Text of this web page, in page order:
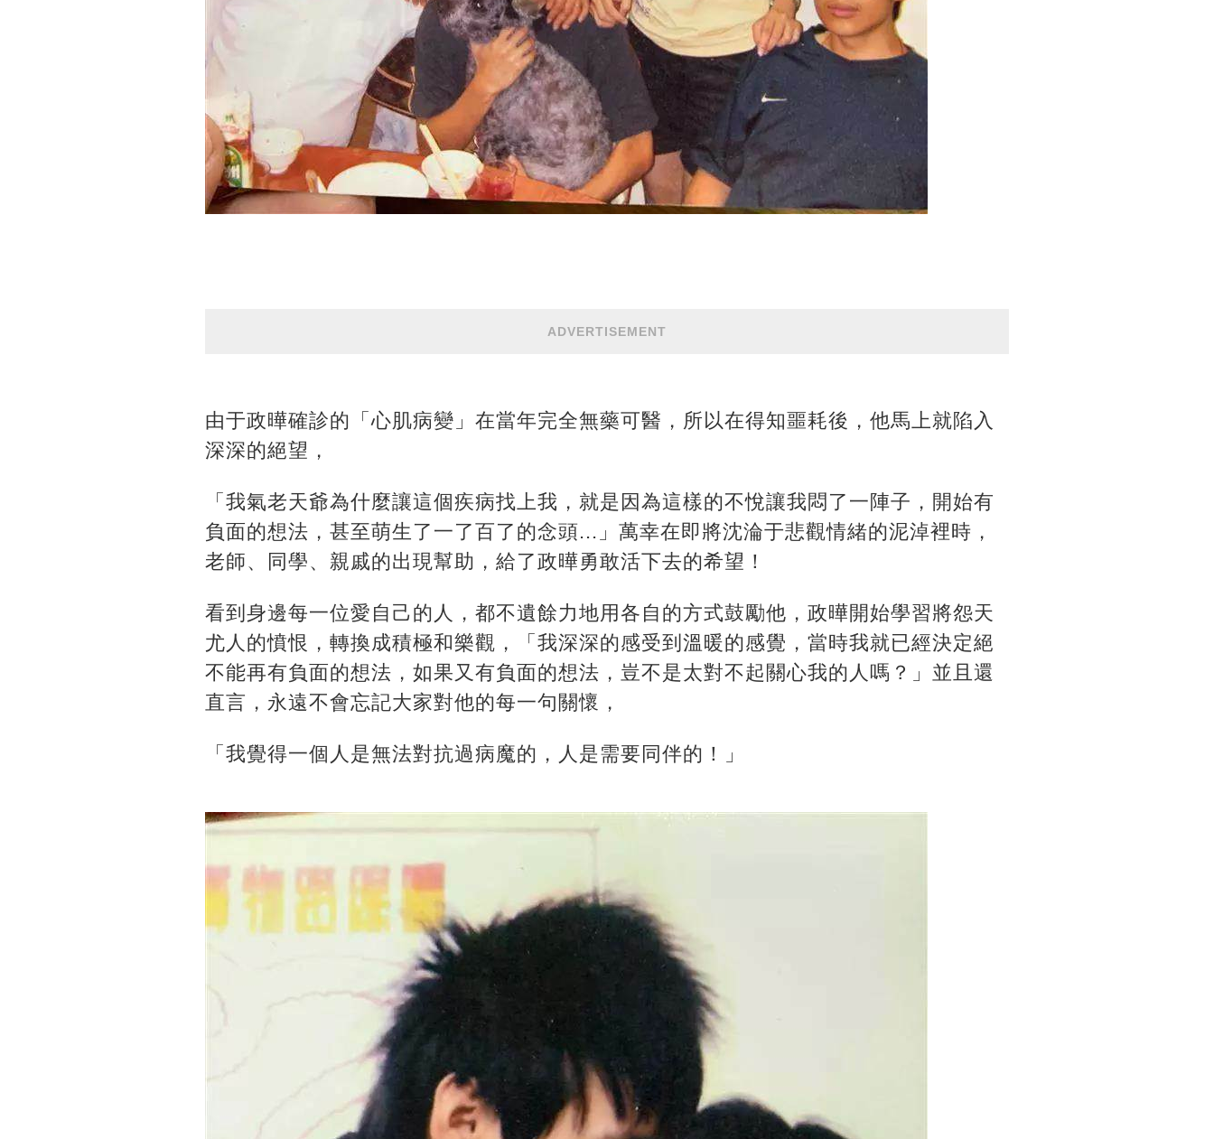
ADVERTISEMENT
由于政曄確診的「心肌病變」在當年完全無藥可醫，所以在得知噩耗後，他馬上就陷入
深深的絕望，
「我氣老天爺為什麼讓這個疾病找上我，就是因為這樣的不悅讓我悶了一陣子，開始有
負面的想法，甚至萌生了一了百了的念頭...」萬幸在即將沈淪于悲觀情緒的泥淖裡時，
老師、同學、親戚的出現幫助，給了政曄勇敢活下去的希望！
看到身邊每一位愛自己的人，都不遺餘力地用各自的方式鼓勵他，政曄開始學習將怨天
尤人的憤恨，轉換成積極和樂觀，「我深深的感受到溫暖的感覺，當時我就已經決定絕
不能再有負面的想法，如果又有負面的想法，豈不是太對不起關心我的人嗎？」並且還
直言，永遠不會忘記大家對他的每一句關懷，
「我覺得一個人是無法對抗過病魔的，人是需要同伴的！」